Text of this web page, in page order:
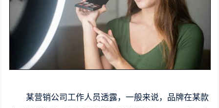
某营销公司工作人员透露，一般来说，品牌在某款